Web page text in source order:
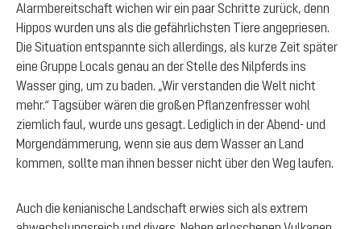
Alarmbereitschaft wichen wir ein paar Schritte zurück, denn
Hippos wurden uns als die gefährlichsten Tiere angepriesen.
Die Situation entspannte sich allerdings, als kurze Zeit später
eine Gruppe Locals genau an der Stelle des Nilpferds ins
Wasser ging, um zu baden. „Wir verstanden die Welt nicht
mehr.“ Tagsüber wären die großen Pflanzenfresser wohl
ziemlich faul, wurde uns gesagt. Lediglich in der Abend- und
Morgendämmerung, wenn sie aus dem Wasser an Land
kommen, sollte man ihnen besser nicht über den Weg laufen.
Auch die kenianische Landschaft erwies sich als extrem